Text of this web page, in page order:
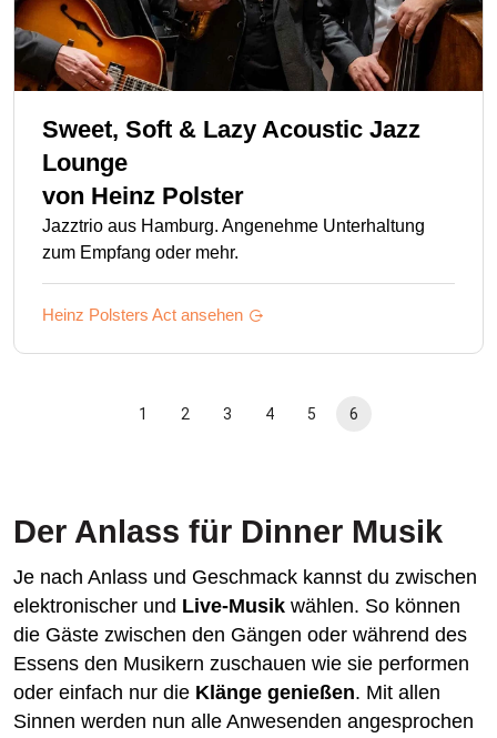
Sweet, Soft & Lazy Acoustic Jazz
Lounge
von Heinz Polster
Jazztrio aus Hamburg. Angenehme Unterhaltung
zum Empfang oder mehr.
Heinz Polsters Act ansehen
1 2 3 4 5 6
Der Anlass für Dinner Musik
Je nach Anlass und Geschmack kannst du zwischen
elektronischer und Live-Musik wählen. So können
die Gäste zwischen den Gängen oder während des
Essens den Musikern zuschauen wie sie performen
oder einfach nur die Klänge genießen. Mit allen
Sinnen werden nun alle Anwesenden angesprochen